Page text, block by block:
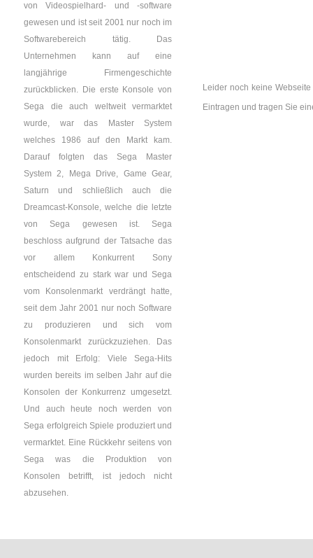
Leider noch keine
Eintragen und tragen Sie
von Videospielhard- und -software
gewesen und ist seit 2001 nur noch im
Softwarebereich tätig. Das
Unternehmen kann auf eine
langjährige Firmengeschichte
zurückblicken. Die erste Konsole von
Sega die auch weltweit vermarktet
wurde, war das Master System
welches 1986 auf den Markt kam.
Darauf folgten das Sega Master
System 2, Mega Drive, Game Gear,
Saturn und schließlich auch die
Dreamcast-Konsole, welche die letzte
von Sega gewesen ist. Sega
beschloss aufgrund der Tatsache das
vor allem Konkurrent Sony
entscheidend zu stark war und Sega
vom Konsolenmarkt verdrängt hatte,
seit dem Jahr 2001 nur noch Software
zu produzieren und sich vom
Konsolenmarkt zurückzuziehen. Das
jedoch mit Erfolg: Viele Sega-Hits
wurden bereits im selben Jahr auf die
Konsolen der Konkurrenz umgesetzt.
Und auch heute noch werden von
Sega erfolgreich Spiele produziert und
vermarktet. Eine Rückkehr seitens von
Sega was die Produktion von
Konsolen betrifft, ist jedoch nicht
abzusehen.